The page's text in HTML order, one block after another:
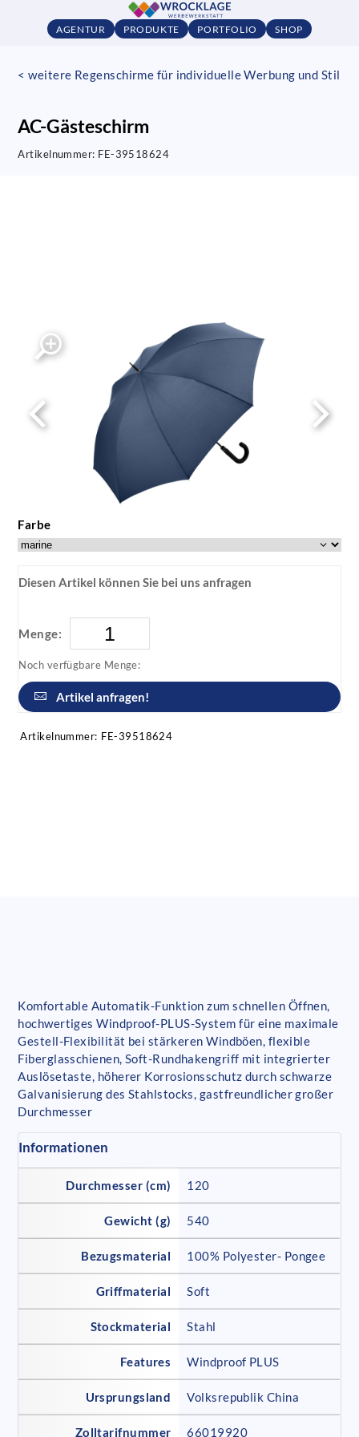
AGENTUR PRODUKTE PORTFOLIO SHOP
< weitere Regenschirme für individuelle Werbung und Stil
AC-Gästeschirm
Artikelnummer: FE-39518624
Farbe
Diesen Artikel können Sie bei uns anfragen
Menge:
Noch verfügbare Menge:
Artikel anfragen!
Artikelnummer: FE-39518624
Komfortable Automatik-Funktion zum schnellen Öffnen,
hochwertiges Windproof-PLUS-System für eine maximale
Gestell-Flexibilität bei stärkeren Windböen, flexible
Fiberglasschienen, Soft-Rundhakengriff mit integrierter
Auslösetaste, höherer Korrosionsschutz durch schwarze
Galvanisierung des Stahlstocks, gastfreundlicher großer
Durchmesser
Informationen
Durchmesser (cm) 120
Gewicht (g) 540
Bezugsmaterial 100% Polyester- Pongee
Griffmaterial Soft
Stockmaterial Stahl
Features Windproof PLUS
Ursprungsland Volksrepublik China
Zolltarifnummer 66019920